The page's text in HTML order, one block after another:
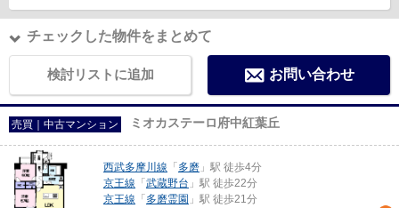
チェックした物件をまとめて
検討リストに追加 お問い合わせ
売買｜中古マンション ミオカステーロ府中紅葉丘
西武多摩川線 「 多磨 」駅 徒歩4分
京王線 「 武蔵野台 」駅 徒歩22分
京王線 「 多磨霊園 」駅 徒歩21分